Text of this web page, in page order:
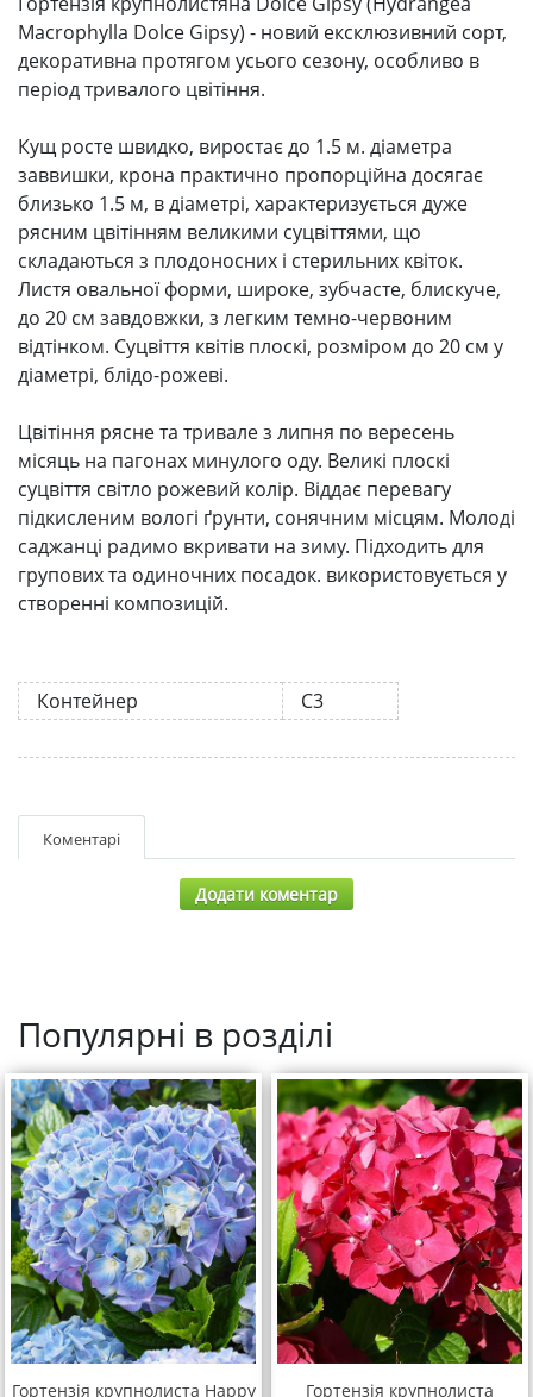
Macrophylla Dolce Gipsy) - новий ексклюзивний сорт,
декоративна протягом усього сезону, особливо в
період тривалого цвітіння.
Кущ росте швидко, виростає до 1.5 м. діаметра
заввишки, крона практично пропорційна досягає
близько 1.5 м, в діаметрі, характеризується дуже
рясним цвітінням великими суцвіттями, що
складаються з плодоносних і стерильних квіток.
Листя овальної форми, широке, зубчасте, блискуче,
до 20 см завдовжки, з легким темно-червоним
відтінком. Суцвіття квітів плоскі, розміром до 20 см у
діаметрі, блідо-рожеві.
Цвітіння рясне та тривале з липня по вересень
місяць на пагонах минулого оду. Великі плоскі
суцвіття світло рожевий колір. Віддає перевагу
підкисленим вологі ґрунти, сонячним місцям. Молоді
саджанці радимо вкривати на зиму. Підходить для
групових та одиночних посадок. використовується у
створенні композицій.
Контейнер С3
Коментарі
Додати коментар
Популярні в розділі
Гортензія крупнолиста Happy
Гортензія крупнолиста